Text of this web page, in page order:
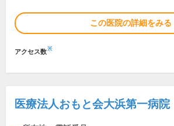
この医院の詳細をみる
アクセス数※
医療法人おもと会大浜第一病院